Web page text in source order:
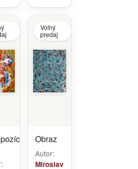
Voľný
predaj
Obraz
Autor:
Miroslav